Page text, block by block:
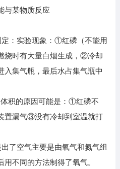
某物质反应
：实验现象：①红磷（不能用
烧时有大量白烟生成，②冷却
入集气瓶，最后水占集气瓶中
积的原因可能是：①红磷不
置漏气③没有冷却到室温就打
空气主要是由氧气和氮气组
不同的方法制得了氧气。